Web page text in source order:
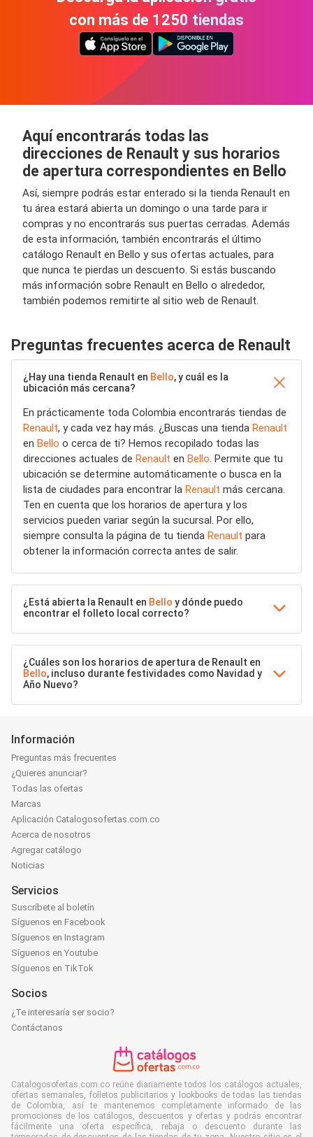
con más de 1250 tiendas
Aquí encontrarás todas las
direcciones de Renault y sus horarios
de apertura correspondientes en Bello
Así, siempre podrás estar enterado si la tienda Renault en
tu área estará abierta un domingo o una tarde para ir
compras y no encontrarás sus puertas cerradas. Además
de esta información, también encontrarás el último
catálogo Renault en Bello y sus ofertas actuales, para
que nunca te pierdas un descuento. Si estás buscando
más información sobre Renault en Bello o alrededor,
también podemos remitirte al sitio web de Renault.
Preguntas frecuentes acerca de Renault
¿Hay una tienda Renault en Bello, y cuál es la
ubicación más cercana?
En prácticamente toda Colombia encontrarás tiendas de
Renault, y cada vez hay más. ¿Buscas una tienda Renault
en Bello o cerca de ti? Hemos recopilado todas las
direcciones actuales de Renault en Bello. Permite que tu
ubicación se determine automáticamente o busca en la
lista de ciudades para encontrar la Renault más cercana.
Ten en cuenta que los horarios de apertura y los
servicios pueden variar según la sucursal. Por ello,
siempre consulta la página de tu tienda Renault para
obtener la información correcta antes de salir.
¿Está abierta la Renault en Bello y dónde puedo
encontrar el folleto local correcto?
¿Cuáles son los horarios de apertura de Renault en
Bello, incluso durante festividades como Navidad y
Año Nuevo?
Información
Preguntas más frecuentes
¿Quieres anunciar?
Todas las ofertas
Marcas
Aplicación Catalogosofertas.com.co
Acerca de nosotros
Agregar catálogo
Noticias
Servicios
Suscríbete al boletín
Síguenos en Facebook
Síguenos en Instagram
Síguenos en Youtube
Síguenos en TikTok
Socios
¿Te interesaría ser socio?
Contáctanos
Catalogosofertas.com.co reúne diariamente todos los catálogos actuales,
ofertas semanales, folletos publicitarios y lookbooks de todas las tiendas
de Colombia, así te mantenemos completamente informado de las
promociones de los catálogos, descuentos y ofertas y podrás encontrar
fácilmente una oferta específica, rebaja o descuento durante las